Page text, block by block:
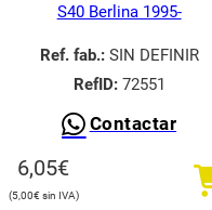
S40 Berlina 1995-
Ref. fab.:SIN DEFINIR
RefID:72551
Contactar
6,05€
5,00€